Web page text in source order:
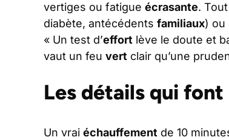
vertiges ou fatigue écrasante.
diabète, antécédents familiaux) ou
« Un test d’effort lève le doute et
vaut un feu vert clair qu’une
Les détails qui
Un vrai échauffement de 10